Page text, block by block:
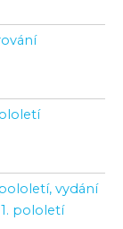
vydání
pololetí